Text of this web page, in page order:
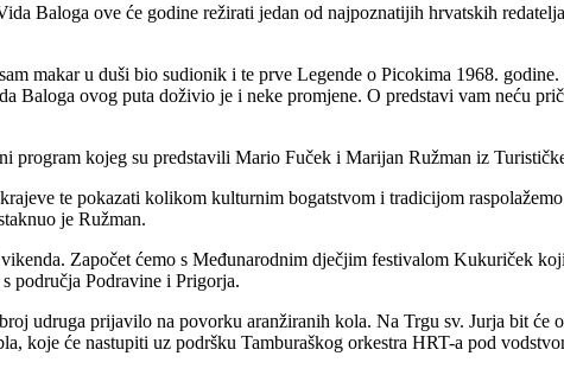
Baloga ove će godine režirati jedan od najpoznatijih hrvatskih
makar u duši bio sudionik i te prve Legende o Picokima 1968.
Baloga ovog puta doživio je i neke promjene. O predstavi vam neću
kojeg su predstavili Mario Fuček i Marijan Ružman iz
te pokazati kolikom kulturnim bogatstvom i tradicijom
je Ružman.
Započet ćemo s Međunarodnim dječjim festivalom Kukuriček
područja Podravine i Prigorja.
udruga prijavilo na povorku aranžiranih kola. Na Trgu sv. Jurja bit će
koje će nastupiti uz podršku Tamburaškog orkestra HRT-a pod